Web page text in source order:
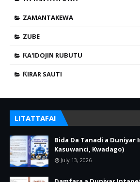
ZAMANTAKEWA
ZUBE
ƘA'IDOJIN RUBUTU
ƘIRAR SAUTI
LITATTAFAI
Bida Da Tanadi a Duniyar
Kasuwanci, Kwadago)
July 13, 2026